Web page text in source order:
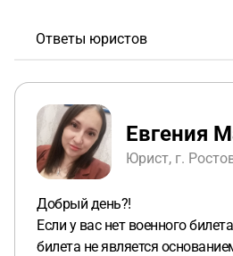
Ответы юристов
Евгения
Юрист, г.
Добрый день?!
Если у вас нет военного
билета не является